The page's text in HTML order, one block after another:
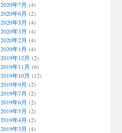
2020年7月 (4)
2020年6月 (2)
2020年5月 (4)
2020年3月 (4)
2020年2月 (4)
2020年1月 (4)
2019年12月 (2)
2019年11月 (6)
2019年10月 (12)
2019年9月 (2)
2019年7月 (2)
2019年6月 (2)
2019年5月 (2)
2019年4月 (2)
2019年3月 (4)